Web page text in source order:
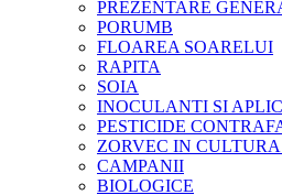
PREZENTARE
PORUMB
FLOAREA SOARELUI
RAPITA
SOIA
INOCULANTI SI
PESTICIDE
ZORVEC IN
CAMPANII
BIOLOGICE